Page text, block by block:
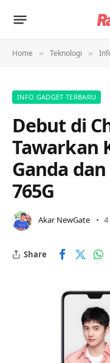
Home » Teknologi »
INFO GADGET TERBARU
Debut di
Tawarkan
Ganda
765G
Akar NewGate 4
Share